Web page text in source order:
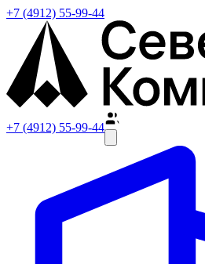
+7 (4912) 55-99-44
+7 (4912) 55-99-44